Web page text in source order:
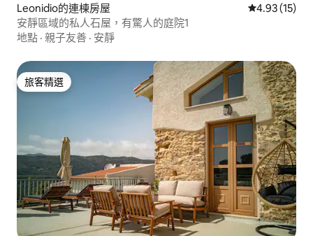
Leonidio的連棟房屋 從 15 則評價
4.93 (15)
安靜區域的私人石屋，有驚人的庭院1
地點 · 親子友善 · 安靜
旅客精選
旅客精選